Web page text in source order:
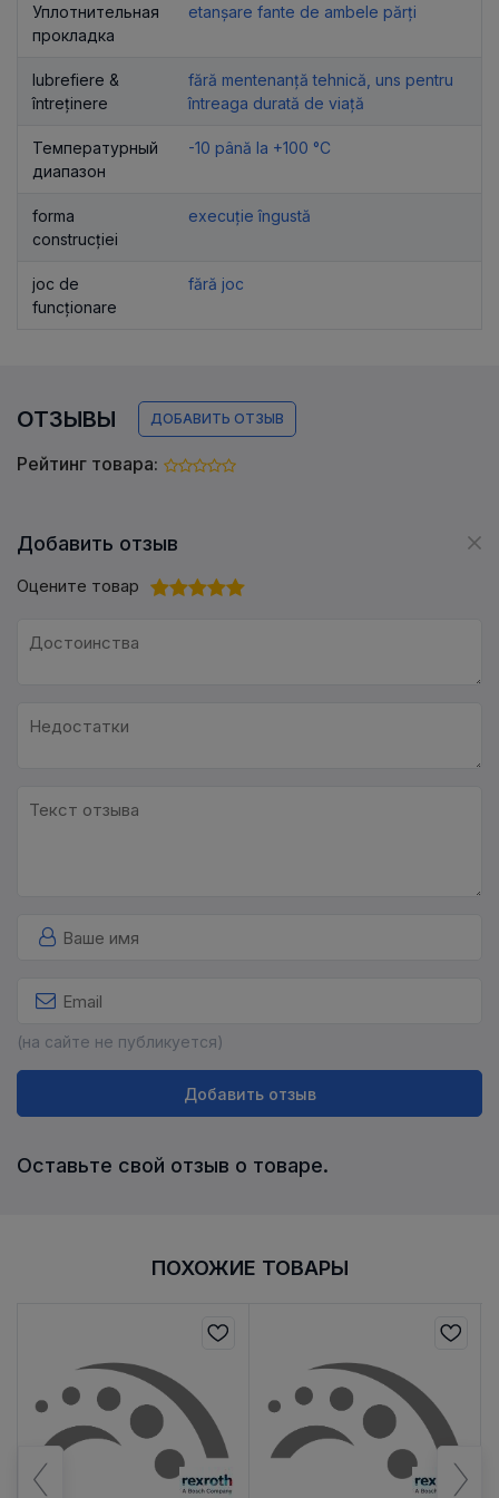
Уплотнительная
прокладка
etanșare fante de ambele părți
lubrefiere &
întreținere
fără mentenanță tehnică, uns pentru
întreaga durată de viață
Температурный
диапазон
-10 până la +100 °C
forma
construcției
execuție îngustă
joc de
funcționare
fără joc
ОТЗЫВЫ ДОБАВИТЬ ОТЗЫВ
Рейтинг товара:
Добавить отзыв
Оцените товар
(на сайте не публикуется)
Добавить отзыв
Оставьте свой отзыв о товаре.
ПОХОЖИЕ ТОВАРЫ